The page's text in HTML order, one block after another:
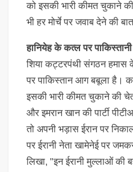
को इसकी भारी कीमत चुकाने
भी हर मोर्चे पर जवाब देने की
हानियेह के कत्ल पर
शिया कट्टरपंथी संगठन हमास
पर पाकिस्तान आग बबूला है।
इसकी भारी कीमत चुकाने की
और इमरान खान की पार्टी
तो अपनी भड़ास ईरान पर
पर ईरानी नेता खामेनेई पर
लिखा, "इन ईरानी मुल्लाओं की